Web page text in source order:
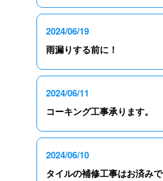
2024/06/19
雨漏りする前に！
2024/06/11
コーキング工事承ります。
2024/06/10
タイルの補修工事はお済みで